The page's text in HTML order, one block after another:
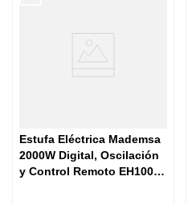
Estufa Eléctrica Mademsa
2000W Digital, Oscilación
y Control Remoto EH100